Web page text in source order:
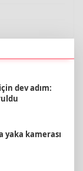
dev adım:
yaka kamerası